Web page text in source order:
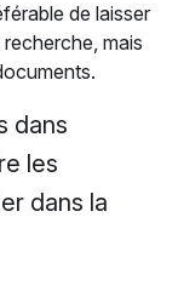
de laisser
mais
dans
les
dans la